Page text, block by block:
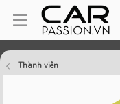
Thành viên